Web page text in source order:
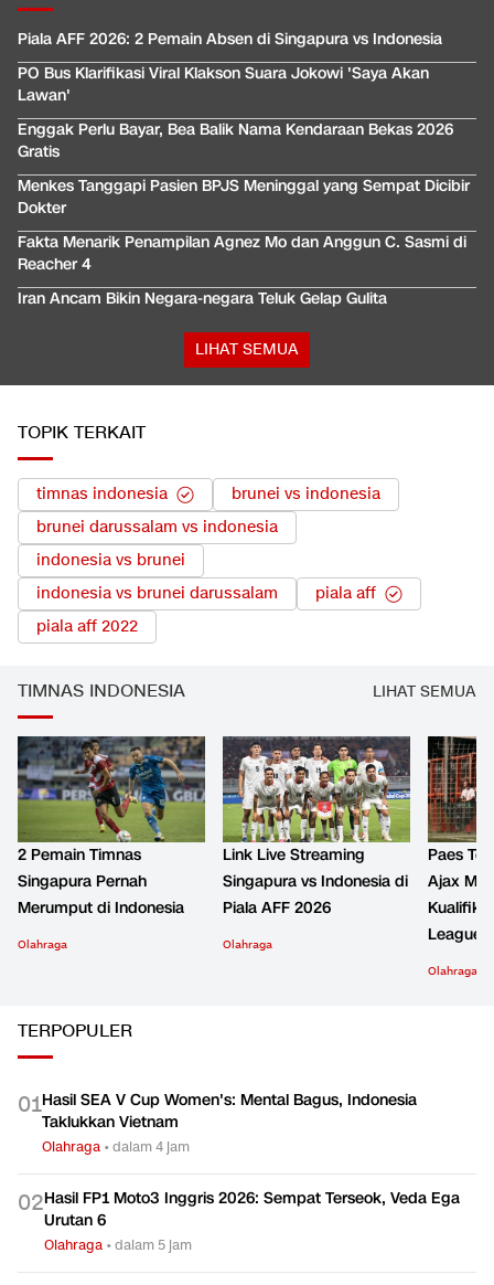
Piala AFF 2026: 2 Pemain Absen di Singapura vs Indonesia
PO Bus Klarifikasi Viral Klakson Suara Jokowi 'Saya Akan
Lawan'
Enggak Perlu Bayar, Bea Balik Nama Kendaraan Bekas 2026
Gratis
Menkes Tanggapi Pasien BPJS Meninggal yang Sempat Dicibir
Dokter
Fakta Menarik Penampilan Agnez Mo dan Anggun C. Sasmi di
Reacher 4
Iran Ancam Bikin Negara-negara Teluk Gelap Gulita
LIHAT SEMUA
TOPIK TERKAIT
timnas indonesia
brunei vs indonesia
brunei darussalam vs indonesia
indonesia vs brunei
indonesia vs brunei darussalam
piala aff
piala aff 2022
TIMNAS INDONESIA LIHAT SEMUA
2 Pemain Timnas
Singapura Pernah
Merumput di Indonesia
Olahraga
Link Live Streaming
Singapura vs Indonesia di
Piala AFF 2026
Olahraga
Paes
Ajax
League
Olahraga
TERPOPULER
01Hasil SEA V Cup Women's: Mental Bagus, Indonesia
Taklukkan Vietnam
Olahraga •dalam 4 jam
02Hasil FP1 Moto3 Inggris 2026: Sempat Terseok, Veda Ega
Urutan 6
Olahraga •dalam 5 jam